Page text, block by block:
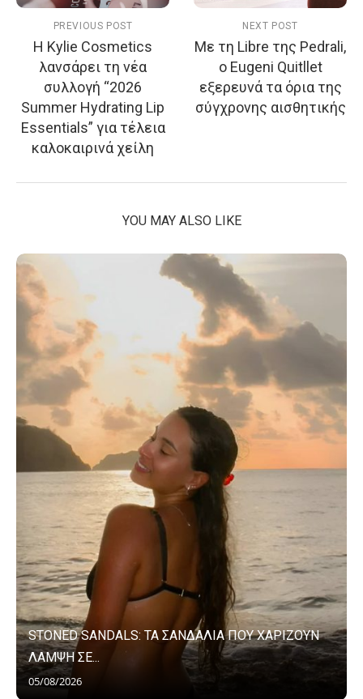
PREVIOUS POST
Η Kylie Cosmetics
λανσάρει τη νέα
συλλογή “2026
Summer Hydrating Lip
Essentials” για τέλεια
καλοκαιρινά χείλη
NEXT POST
Με τη Libre της Pedrali,
ο Eugeni Quitllet
εξερευνά τα όρια της
σύγχρονης αισθητικής
YOU MAY ALSO LIKE
STONED SANDALS: ΤΑ ΣΑΝΔΑΛΙΑ ΠΟΥ ΧΑΡΙΖΟΥΝ
ΛΑΜΨΗ ΣΕ...
05/08/2026